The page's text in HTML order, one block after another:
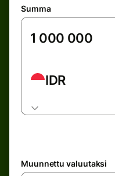
Summa
IDR
Muunnettu valuutaksi